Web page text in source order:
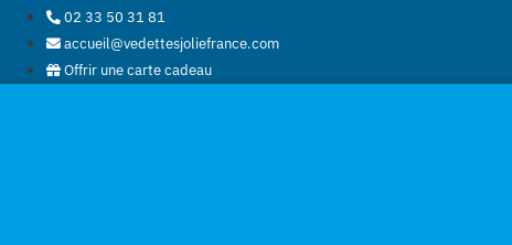
02 33 50 31 81
accueil@vedettesjoliefrance.com
Offrir une carte cadeau